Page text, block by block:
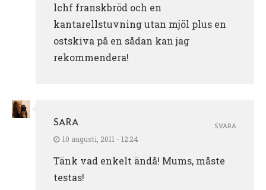
lchf franskbröd och en
kantarellstuvning utan mjöl plus en
ostskiva på en sådan kan jag
rekommendera!
SARA
10 augusti, 2011 - 12:24
Tänk vad enkelt ändå! Mums, måste
testas!
SVARA